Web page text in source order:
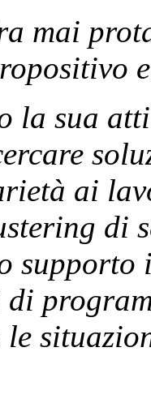
mai
la sua
ai
di
le